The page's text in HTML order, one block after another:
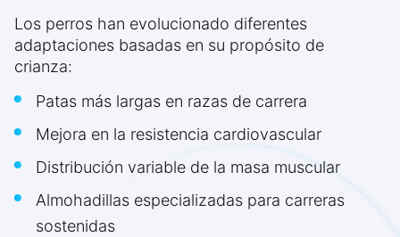
Los perros han evolucionado diferentes
adaptaciones basadas en su propósito de
crianza:
Patas más largas en razas de carrera
Mejora en la resistencia cardiovascular
Distribución variable de la masa muscular
Almohadillas especializadas para carreras
sostenidas